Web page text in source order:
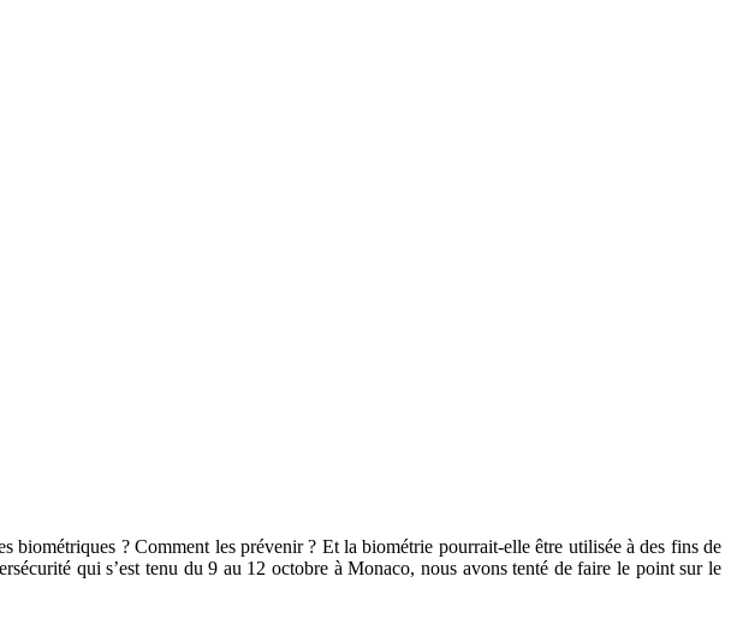
biométriques ? Comment les prévenir ? Et la biométrie pourrait-elle être utilisée à des fins de
qui s’est tenu du 9 au 12 octobre à Monaco, nous avons tenté de faire le point sur le